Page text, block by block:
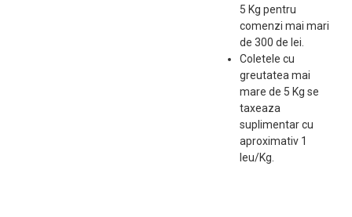
5 Kg pentru
comenzi mai mari
de 300 de lei.
Coletele cu
greutatea mai
mare de 5 Kg se
taxeaza
suplimentar cu
aproximativ 1
leu/Kg.